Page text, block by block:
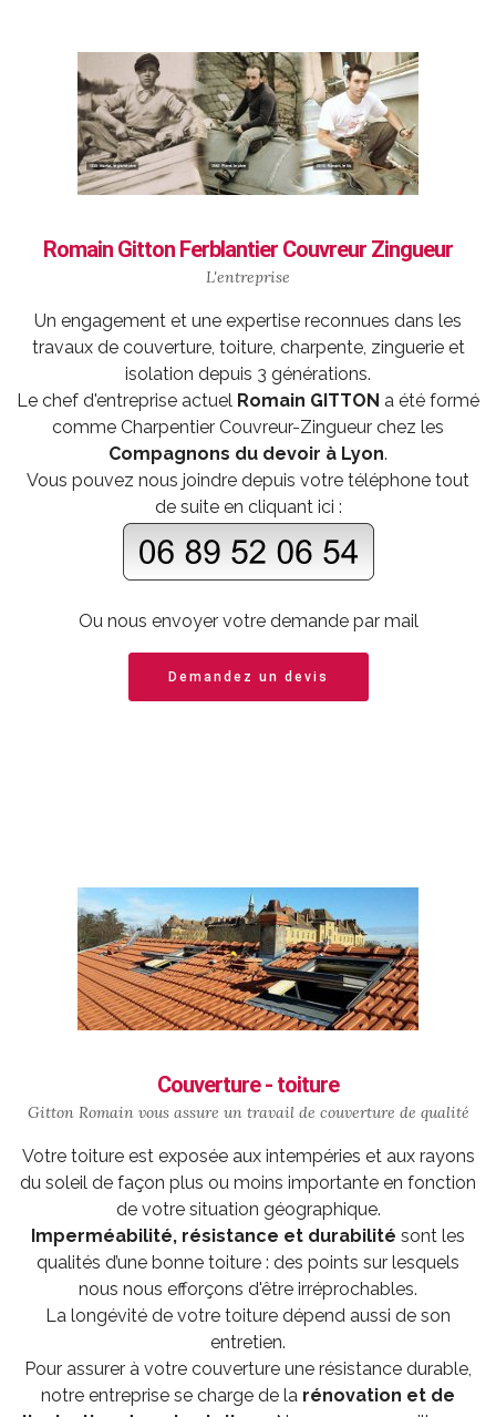
Romain Gitton Ferblantier Couvreur Zingueur
L'entreprise
Un engagement et une expertise reconnues dans les
travaux de couverture, toiture, charpente, zinguerie et
isolation depuis 3 générations.
Le chef d'entreprise actuel Romain GITTON a été formé
comme Charpentier Couvreur-Zingueur chez les
Compagnons du devoir à Lyon.
Vous pouvez nous joindre depuis votre téléphone tout
de suite en cliquant ici :
Ou nous envoyer votre demande par mail
Demandez un devis
Couverture - toiture
Gitton Romain vous assure un travail de couverture de qualité
Votre toiture est exposée aux intempéries et aux rayons
du soleil de façon plus ou moins importante en fonction
de votre situation géographique.
Imperméabilité, résistance et durabilité sont les
qualités d’une bonne toiture : des points sur lesquels
nous nous efforçons d'être irréprochables.
La longévité de votre toiture dépend aussi de son
entretien.
Pour assurer à votre couverture une résistance durable,
notre entreprise se charge de la rénovation et de